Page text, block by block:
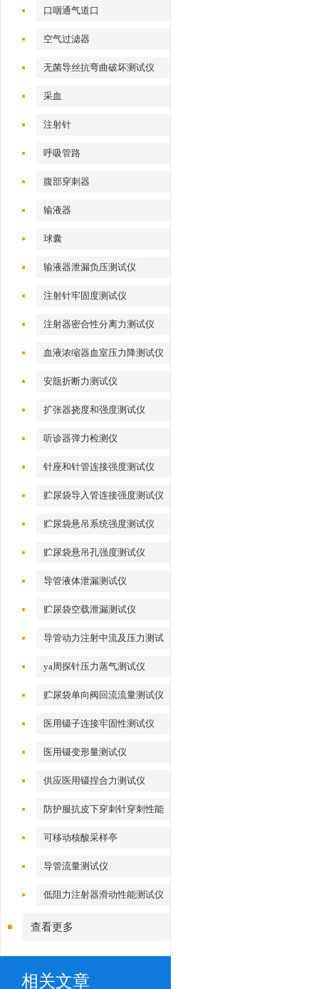
口咽通气道口
空气过滤器
无菌导丝抗弯曲破坏测试仪
采血
注射针
呼吸管路
腹部穿刺器
输液器
球囊
输液器泄漏负压测试仪
注射针牢固度测试仪
注射器密合性分离力测试仪
血液浓缩器血室压力降测试仪
安瓿折断力测试仪
扩张器挠度和强度测试仪
听诊器弹力检测仪
针座和针管连接强度测试仪
贮尿袋导入管连接强度测试仪
贮尿袋悬吊系统强度测试仪
贮尿袋悬吊孔强度测试仪
导管液体泄漏测试仪
贮尿袋空载泄漏测试仪
导管动力注射中流及压力测试
ya周探针压力蒸气测试仪
贮尿袋单向阀回流流量测试仪
医用镊子连接牢固性测试仪
医用镊变形量测试仪
供应医用镊捏合力测试仪
防护服抗皮下穿刺针穿刺性能
测试仪
可移动核酸采样亭
导管流量测试仪
低阻力注射器滑动性能测试仪
查看更多
相关文章